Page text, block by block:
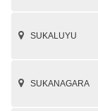
SUKALUYU
SUKANAGARA